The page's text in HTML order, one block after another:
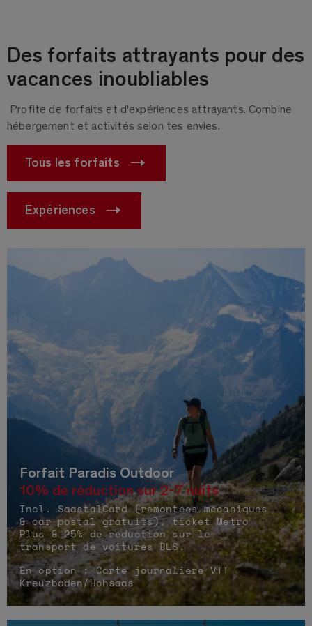
Des forfaits attrayants pour des
vacances inoubliables
Profite de forfaits et d'expériences attrayants. Combine
hébergement et activités selon tes envies.
Tous les forfaits
Expériences
Forfait Paradis Outdoor
10% de réduction sur 2-7 nuits
Incl. SaastalCard (remontées mécaniques
& car postal gratuits), ticket Metro
Plus & 25% de réduction sur le
transport de voitures BLS.
En option : Carte journalière VTT
Kreuzboden/Hohsaas